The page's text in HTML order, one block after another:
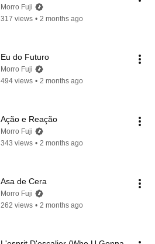
Morro Fuji
317 views • 2 months ago
Eu do Futuro
Morro Fuji
494 views • 2 months ago
Ação e Reação
Morro Fuji
343 views • 2 months ago
Asa de Cera
Morro Fuji
262 views • 2 months ago